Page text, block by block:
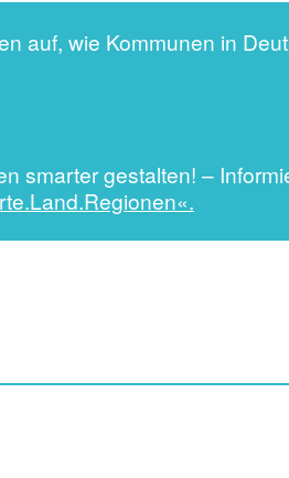
auf, wie Kommunen in
smarter gestalten! –